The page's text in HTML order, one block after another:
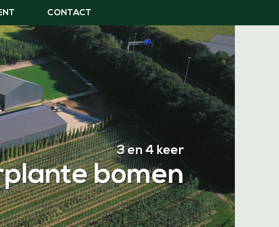
CONTACT
3 en 4 keer
bomen